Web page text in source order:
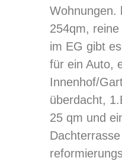
Wohnungen.
254qm,
im EG gibt
für ein Auto,
Innenhof/
überdacht,
25 qm und